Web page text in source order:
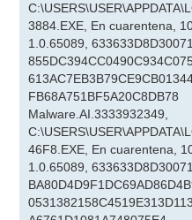
3884.EXE, En cuarentena,
1.0.65089,
FB68A751BF5A20C8DB78
Malware.AI.3333932349,
46F8.EXE, En cuarentena,
1.0.65089,